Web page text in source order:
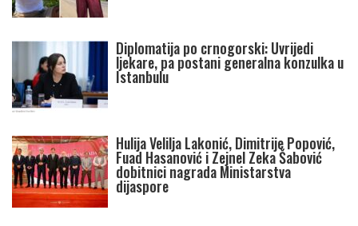
Diplomatija po crnogorski: Uvrijedi
ljekare, pa postani generalna konzulka u
Istanbulu
Hulija Velilja Lakonić, Dimitrije Popović,
Fuad Hasanović i Zejnel Zeka Šabović
dobitnici nagrada Ministarstva
dijaspore